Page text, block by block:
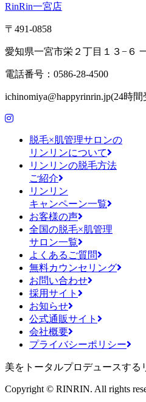
RinRin一宮店
〒491-0858
愛知県一宮市栄２丁目１３−６
電話番号：0586-28-4500
ichinomiya@happyrinrin.jp(24時
脱毛×肌管理サロンの
リンリンについて
リンリンの脱毛方法
ご紹介
リンリン
キャンペーン一覧
お客様の声
全国の脱毛×肌管理
サロン一覧
よくあるご質問
無料カウンセリング
お問い合わせ
採用サイト
お知らせ
公式通販サイト
会社概要
プライバシーポリシー
美をトータルプロデュースする
Copyright © RINRIN. All rights